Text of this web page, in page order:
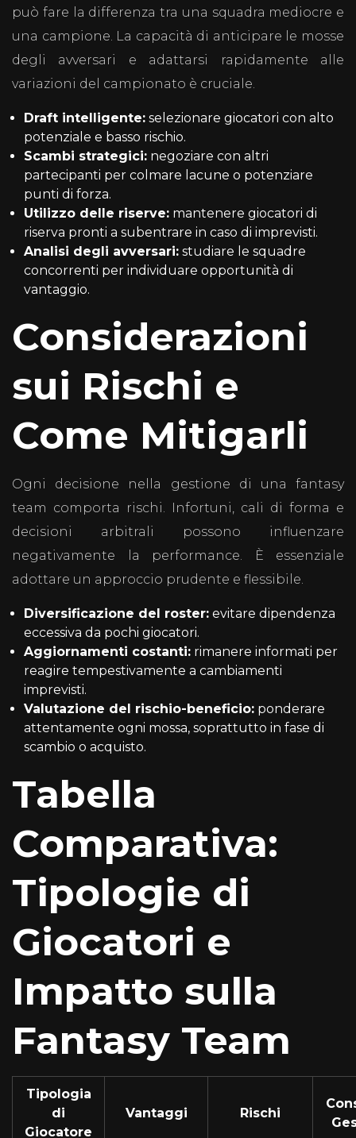
può fare la differenza tra una squadra mediocre e
una campione. La capacità di anticipare le mosse
degli avversari e adattarsi rapidamente alle
variazioni del campionato è cruciale.
Draft intelligente: selezionare giocatori con alto
potenziale e basso rischio.
Scambi strategici: negoziare con altri
partecipanti per colmare lacune o potenziare
punti di forza.
Utilizzo delle riserve: mantenere giocatori di
riserva pronti a subentrare in caso di imprevisti.
Analisi degli avversari: studiare le squadre
concorrenti per individuare opportunità di
vantaggio.
Considerazioni
sui Rischi e
Come Mitigarli
Ogni decisione nella gestione di una fantasy
team comporta rischi. Infortuni, cali di forma e
decisioni arbitrali possono influenzare
negativamente la performance. È essenziale
adottare un approccio prudente e flessibile.
Diversificazione del roster: evitare dipendenza
eccessiva da pochi giocatori.
Aggiornamenti costanti: rimanere informati per
reagire tempestivamente a cambiamenti
imprevisti.
Valutazione del rischio-beneficio: ponderare
attentamente ogni mossa, soprattutto in fase di
scambio o acquisto.
Tabella
Comparativa:
Tipologie di
Giocatori e
Impatto sulla
Fantasy Team
Tipologia
di
Giocatore
Vantaggi Rischi